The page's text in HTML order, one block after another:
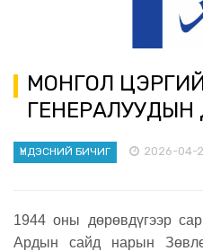
МОНГОЛ
ГЕНЕРАЛУУДЫН
ҮНДЭСНИЙ БИЧИГ 2026-04-
1944 оны дөрөвдүгээр
Ардын сайд нарын